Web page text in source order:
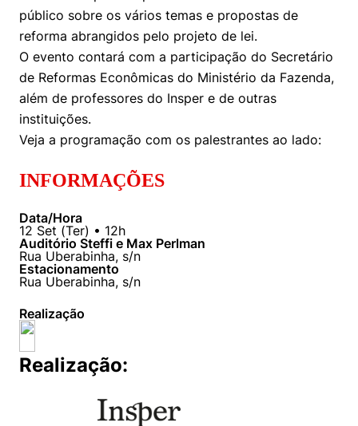
Todas as Engenharias
Engenharia de Computação
Engenharia Mecatrônica
Economia
Finanças
Negócios
Políticas Públicas
Sustentabilidade
Prêmio Duda Ermírio de Moraes
Como funciona
Resolução Eficaz de Problemas
Oportunidade de Negócios
Women in Action
Trabalhe conosco
Sala de Imprensa
Biblioteca Telles
Repositório Institucional
Pesquisa na Graduação
Seminários Acadêmicos
Comitê de Ética em Pesquisa
Notícias
Youtube
Instagram
Linkedin
Engenharia e Ciência da Computação
Direito
Busca por docentes
Áreas de Conhecimento
Prêmios de Excelência
Ensino e aprendizagem
Fale Conosco
Atendimento
Visite o Insper
Canal de Ética
Ouvidoria
Portal da Privacidade
público sobre os vários temas e propostas de
reforma abrangidos pelo projeto de lei.
O evento contará com a participação do Secretário
de Reformas Econômicas do Ministério da Fazenda,
além de professores do Insper e de outras
instituições.
Veja a programação com os palestrantes ao lado:
INFORMAÇÕES
Data/Hora
12 Set (Ter) • 12h
Auditório Steffi e Max Perlman
Rua Uberabinha, s/n
Estacionamento
Rua Uberabinha, s/n
Realização
Realização: